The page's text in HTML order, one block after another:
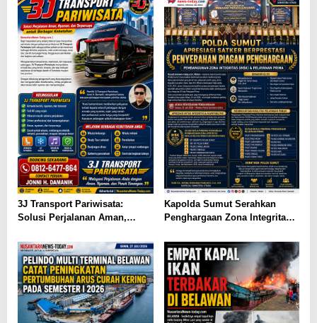
3J Transport Pariwisata:
Solusi Perjalanan Aman,
Sumatera Utara
Kapolda Sumut Serahkan
Penghargaan Zona Integritas
Satuan Kerja Berprestasi